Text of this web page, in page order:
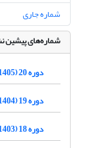
شماره جاری
شماره‌های پیشین
دوره 20 (1405)
دوره 19 (1404)
دوره 18 (1403)